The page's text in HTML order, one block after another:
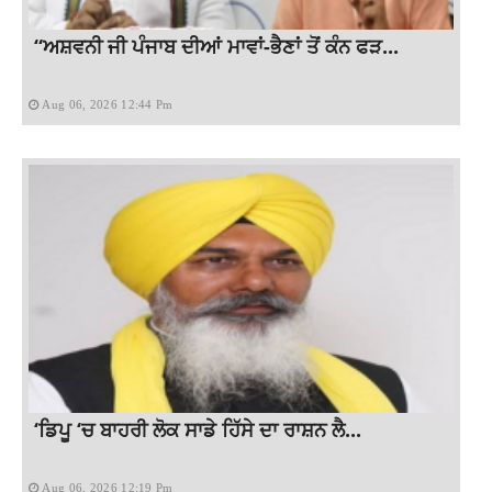
“ਅਸ਼ਵਨੀ ਜੀ ਪੰਜਾਬ ਦੀਆਂ ਮਾਵਾਂ-ਭੈਣਾਂ ਤੋਂ ਕੰਨ ਫੜ...
Aug 06, 2026 12:44 Pm
‘ਡਿਪੂ ‘ਚ ਬਾਹਰੀ ਲੋਕ ਸਾਡੇ ਹਿੱਸੇ ਦਾ ਰਾਸ਼ਨ ਲੈ...
Aug 06, 2026 12:19 Pm